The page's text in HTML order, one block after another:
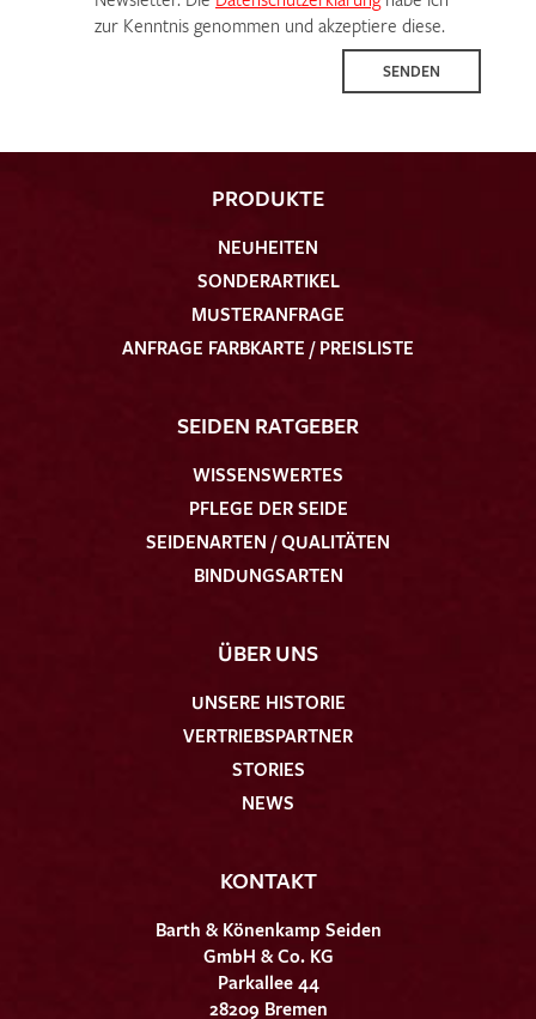
zur Kenntnis genommen und akzeptiere diese.
SENDEN
PRODUKTE
NEUHEITEN
SONDERARTIKEL
MUSTERANFRAGE
ANFRAGE FARBKARTE / PREISLISTE
SEIDEN RATGEBER
WISSENSWERTES
PFLEGE DER SEIDE
SEIDENARTEN / QUALITÄTEN
BINDUNGSARTEN
ÜBER UNS
UNSERE HISTORIE
VERTRIEBSPARTNER
STORIES
NEWS
KONTAKT
Barth & Könenkamp Seiden
GmbH & Co. KG
Parkallee 44
28209 Bremen